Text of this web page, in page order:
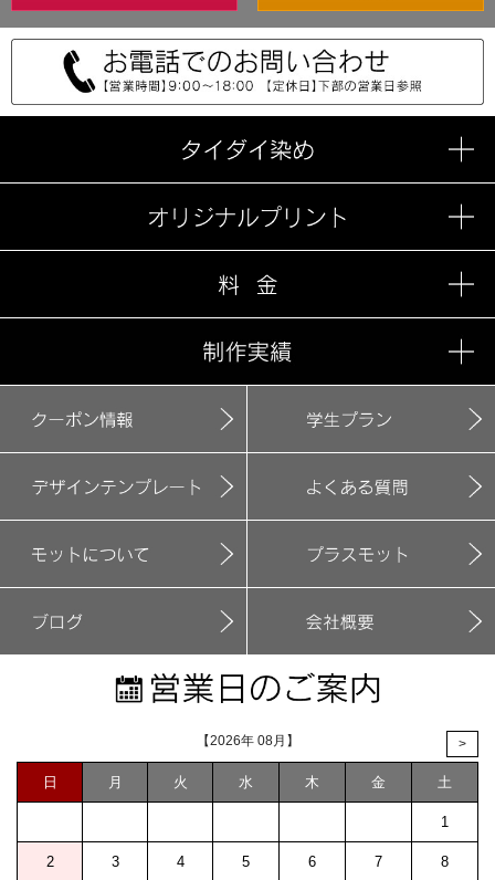
【2026年 08月】 >
日 月 火 水 木 金 土
1
2 3 4 5 6 7 8